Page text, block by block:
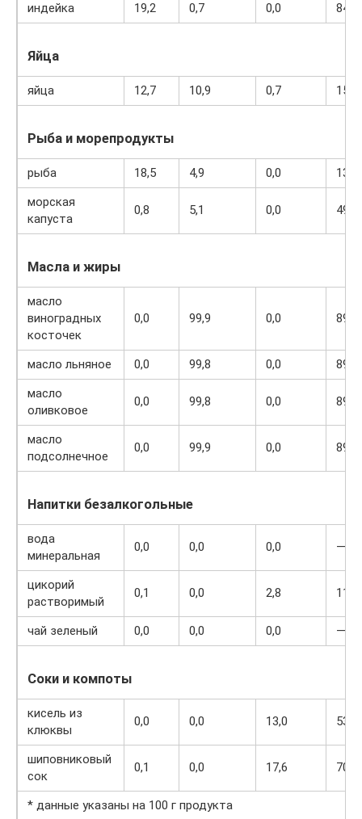
индейка
19,2 0,7 0,0 84
Яйца
яйца 12,7 10,9 0,7 157
Рыба и морепродукты
рыба 18,5 4,9 0,0
136
морская
капуста
0,8 5,1 0,0 49
Масла и жиры
масло
виноградных
косточек
0,0 99,9 0,0 899
масло льняное 0,0 99,8 0,0
898
масло
оливковое
0,0 99,8 0,0 898
масло
подсолнечное
0,0 99,9 0,0 899
Напитки безалкогольные
вода
минеральная
0,0 0,0 0,0 —
цикорий
растворимый
0,1 0,0 2,8 11
чай зеленый 0,0 0,0 0,0 —
Соки и компоты
кисель из
клюквы
0,0 0,0 13,0 53
шиповниковый
сок
0,1 0,0 17,6 70
* данные указаны на 100 г продукта